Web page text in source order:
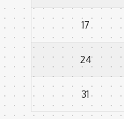
17
24
31